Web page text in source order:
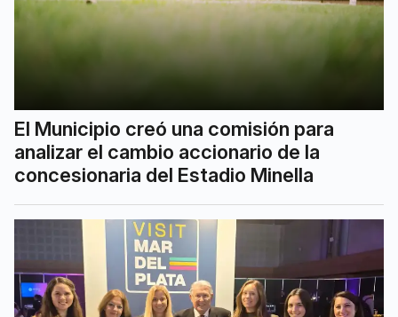
El Municipio creó una comisión para
analizar el cambio accionario de la
concesionaria del Estadio Minella